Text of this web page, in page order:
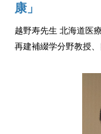
康」
越野寿先生 北海道医
再建補綴学分野教授